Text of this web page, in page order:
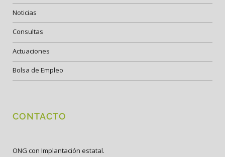
Noticias
Consultas
Actuaciones
Bolsa de Empleo
CONTACTO
ONG con Implantación estatal.